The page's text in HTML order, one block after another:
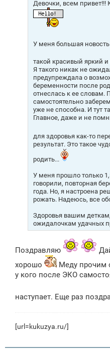
Девочки, всем
У меня большая новость
такой красивый яркий
Я такого никак не
предупреждала о
беременности после
отнеслась к ее словам.
самостоятельно
уже не способна. И тут
Главное, даже и не
для здоровья как-то
результат. Это такое
родить...
У меня прошло только
говорили, повторная
года. Но, я настроена
рожать. Надеюсь, все
Здоровья вашим
ожидалочкам удачных
Поздравляю
хорошо
Меду прочим
у кого после ЭКО
наступает. Еще раз
[url=kukuzya.ru/]